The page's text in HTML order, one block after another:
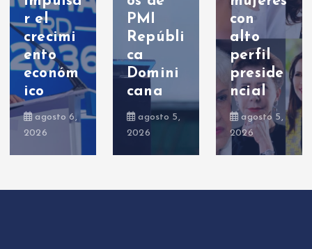
r el
crecimi
ento
económ
ico
agosto 6,
2026
PMI
Repúbli
ca
Domini
cana
agosto 5,
2026
con
alto
perfil
preside
ncial
agosto 5,
2026